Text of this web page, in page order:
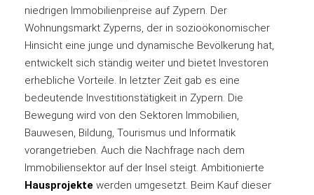
niedrigen Immobilienpreise auf Zypern. Der
Wohnungsmarkt Zyperns, der in sozioökonomischer
Hinsicht eine junge und dynamische Bevölkerung hat,
entwickelt sich ständig weiter und bietet Investoren
erhebliche Vorteile. In letzter Zeit gab es eine
bedeutende Investitionstätigkeit in Zypern. Die
Bewegung wird von den Sektoren Immobilien,
Bauwesen, Bildung, Tourismus und Informatik
vorangetrieben. Auch die Nachfrage nach dem
Immobiliensektor auf der Insel steigt. Ambitionierte
Hausprojekte werden umgesetzt. Beim Kauf dieser